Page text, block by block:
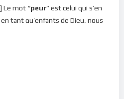
Le mot “peur” est celui qui s’en
tant qu’enfants de Dieu, nous
et de sagesse (2
esclaves du Malin qui peut